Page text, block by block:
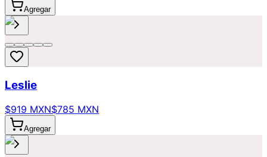
Agregar
Leslie
$919 MXN$785 MXN
Agregar